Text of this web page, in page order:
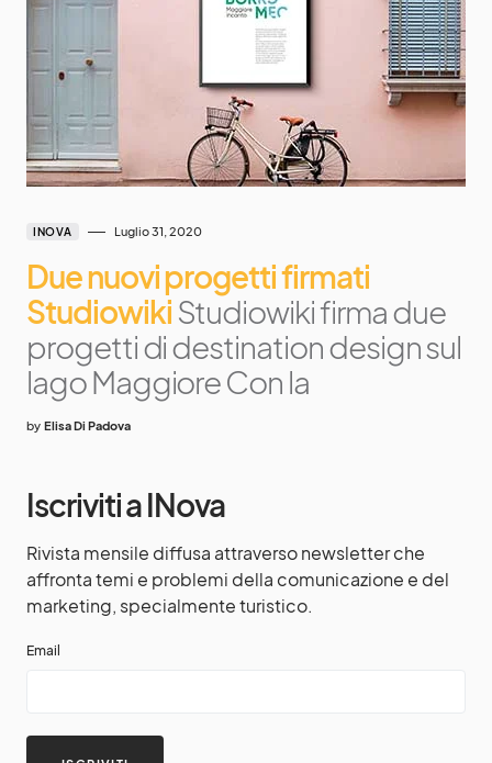
INOVA Luglio 31, 2020
Due nuovi progetti firmati
Studiowiki Studiowiki firma due
progetti di destination design sul
lago Maggiore Con la
by Elisa Di Padova
Iscriviti a INova
Rivista mensile diffusa attraverso newsletter che
affronta temi e problemi della comunicazione e del
marketing, specialmente turistico.
Email